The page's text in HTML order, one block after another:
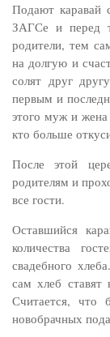
Подают каравай
ЗАГСе и перед
родители, тем
на долгую и
солят друг
первым и
этого муж и
кто больше
После этой
родителям и
все гости.
Оставшийся
количества
свадебного
сам хлеб ставят
Считается, что
новобрачных